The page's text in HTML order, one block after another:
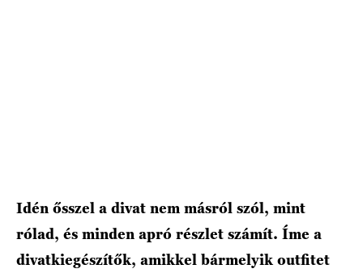
Idén ősszel a divat nem másról szól, mint
rólad, és minden apró részlet számít. Íme a
divatkiegészítők, amikkel bármelyik outfitet